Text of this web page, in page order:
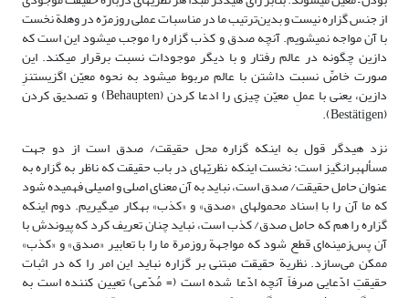
از جنس گزاره نیست و بدین‌ترتیب ما در مناسبات عملى روزمرّه در وهلة نخست
با آن مواجه نمى‏شویم. آنچه صدق و کذب گزاره را موجب مى‏شود این است که
دازین چگونه در عالم رفتار و با دیگر موجودات نسبت برقرار مى‏کند. این
صورت خاصِّ نسبت داشتن با عالم مربوط مى‏شود به نحوه معیّن اگزیستنزِ
دازین، یعنى با عملِ معیّن چیزی را ادعا کردن (Behaupten) و تصدیق کردن
(Bestätigen).
نزد هیدگر قول به اینکه گزاره محل حقیقت/ صدق است از دو جهت
مسأله‏برانگیز است: نخست اینکه نظریّه‏اى در باب حقیقت که ناظر به گزاره به
عنوان حامل حقیقت/ صدق است، نباید به آن معنای اصلی و اصیلی فهمیده شود
که ما آن را با اِسناد محمول‏هاى «صدق» و «کذب» به‏کار مى‏گیریم. دوم اینکه
گزاره را هم که حامل صدق/ کذب است، نباید چنان تعریف کرد که پیوندش با
آن پس‌زمینه‌ای قطع شود که مواجهة روزمرة ما را با تعابیر «صدق» و «کذب»
ممکن می‌سازد. نظریة حقیقت مبتنی بر گزاره نباید این امر را که در اثبات
حقیقتِ ادّعایی صرفاً آنچه ادّعا شده است (= مُدّعی) تعیین کننده است به